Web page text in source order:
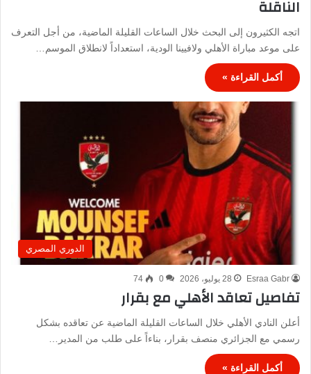
الناقلة
اتجه الكثيرون إلى البحث خلال الساعات القليلة الماضية، من أجل التعرف
على موعد مباراة الأهلي ولافيينا الودية، استعداداً لانطلاق الموسم…
أكمل القراءة »
الدوري المصري
Esraa Gabr 28 يوليو، 2026 0
74
تفاصيل تعاقد الأهلي مع بقرار
أعلن النادي الأهلي خلال الساعات القليلة الماضية عن تعاقده بشكل
رسمي مع الجزائري منصف بقرار، بناءاً على طلب من المدير…
أكمل القراءة »